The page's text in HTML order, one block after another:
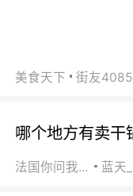
美食天下
哪个地方有卖干
法国你问我答 蓝天